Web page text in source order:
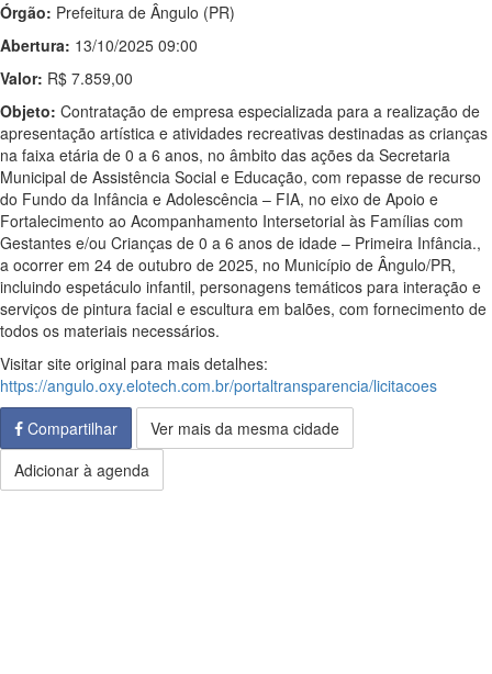
Órgão: Prefeitura de Ângulo (PR)
Abertura: 13/10/2025 09:00
Valor: R$ 7.859,00
Objeto: Contratação de empresa especializada para a realização de
apresentação artística e atividades recreativas destinadas as crianças
na faixa etária de 0 a 6 anos, no âmbito das ações da Secretaria
Municipal de Assistência Social e Educação, com repasse de recurso
do Fundo da Infância e Adolescência – FIA, no eixo de Apoio e
Fortalecimento ao Acompanhamento Intersetorial às Famílias com
Gestantes e/ou Crianças de 0 a 6 anos de idade – Primeira Infância.,
a ocorrer em 24 de outubro de 2025, no Município de Ângulo/PR,
incluindo espetáculo infantil, personagens temáticos para interação e
serviços de pintura facial e escultura em balões, com fornecimento de
todos os materiais necessários.
Visitar site original para mais detalhes:
https://angulo.oxy.elotech.com.br/portaltransparencia/licitacoes
Compartilhar
Ver mais da mesma cidade
Adicionar à agenda